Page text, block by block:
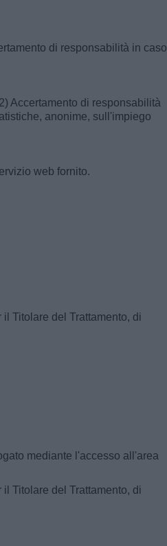
di responsabilità in caso
Accertamento di responsabilità
anonime, sull'impiego
web fornito.
Titolare del Trattamento, di
mediante l'accesso all'area
Titolare del Trattamento, di